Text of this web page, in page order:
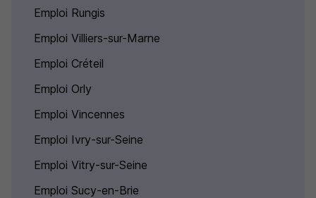
Emploi Rungis
Emploi Villiers-sur-Marne
Emploi Créteil
Emploi Orly
Emploi Vincennes
Emploi Ivry-sur-Seine
Emploi Vitry-sur-Seine
Emploi Sucy-en-Brie